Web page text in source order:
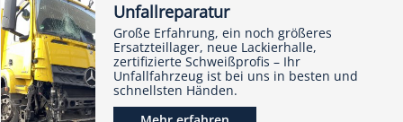
Unfallreparatur
Große Erfahrung, ein noch größeres
Ersatzteillager, neue Lackierhalle,
zertifizierte Schweißprofis – Ihr
Unfallfahrzeug ist bei uns in besten und
schnellsten Händen.